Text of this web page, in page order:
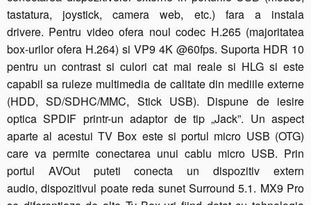
tastatura, joystick, camera web, etc.) fara a instala
drivere. Pentru video ofera noul codec H.265 (majoritatea
box-urilor ofera H.264) si VP9 4K @60fps. Suporta HDR 10
pentru un contrast si culori cat mai reale si HLG si este
capabil sa ruleze multimedia de calitate din mediile externe
(HDD, SD/SDHC/MMC, Stick USB). Dispune de iesire
optica SPDIF printr-un adaptor de tip „Jack”. Un aspect
aparte al acestui TV Box este si portul micro USB (OTG)
care va permite conectarea unui cablu micro USB. Prin
portul AVOut puteti conecta un dispozitiv extern
audio, dispozitivul poate reda sunet Surround 5.1. MX9 Pro